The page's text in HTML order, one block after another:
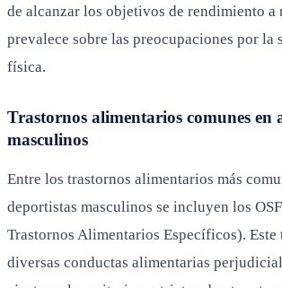
de alcanzar los objetivos de rendimiento a
prevalece sobre las preocupaciones por la
física.
Trastornos alimentarios comunes en
masculinos
Entre los trastornos alimentarios más
deportistas masculinos se incluyen los
Trastornos Alimentarios Específicos).
diversas conductas alimentarias